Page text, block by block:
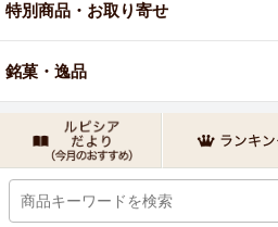
特別商品・お取り寄せ
銘菓・逸品